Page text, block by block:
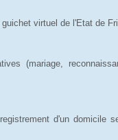
virtuel de l'Etat de
(mariage,
d'un domicile